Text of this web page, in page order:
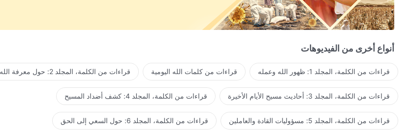
أنواع أخرى من الفيديوهات
قراءات من الكلمة، المجلد 1: ظهور الله وعمله قراءات من كلمات الله اليومية قراءات من الكلمة، المجلد 2: حول معرفة الله
قراءات من الكلمة، المجلد 3: أحاديث مسيح الأيام الأخيرة قراءات من الكلمة، المجلد 4: كشف أضداد المسيح
قراءات من الكلمة، المجلد 5: مسؤوليات القادة والعاملين قراءات من الكلمة، المجلد 6: حول السعي إلى الحق